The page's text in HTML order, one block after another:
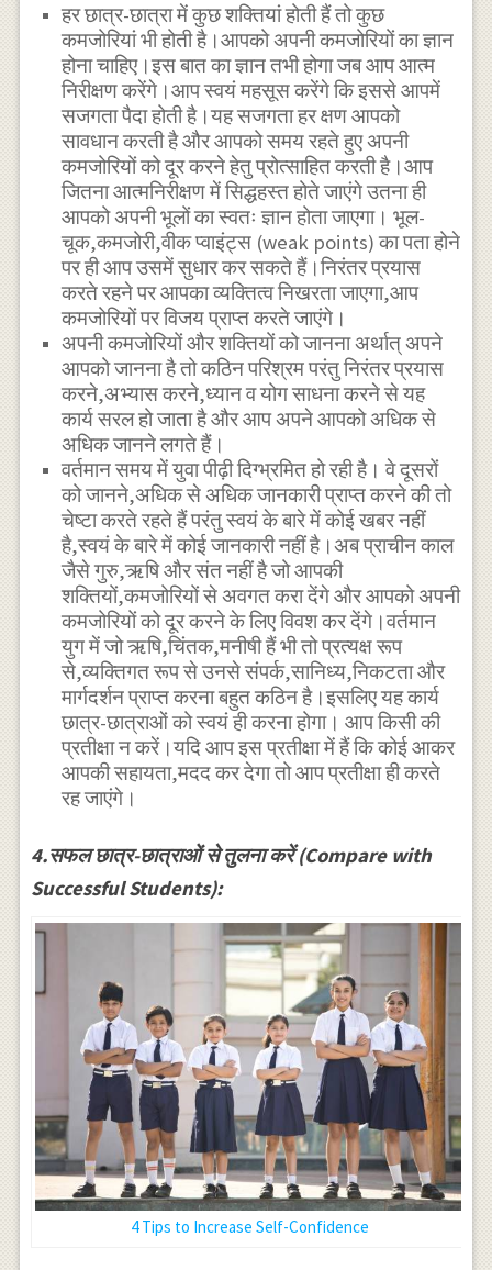
हर छात्र-छात्रा में कुछ शक्तियां होती हैं तो कुछ
कमजोरियां भी होती है।आपको अपनी कमजोरियों का ज्ञान
होना चाहिए।इस बात का ज्ञान तभी होगा जब आप आत्म
निरीक्षण करेंगे।आप स्वयं महसूस करेंगे कि इससे आपमें
सजगता पैदा होती है।यह सजगता हर क्षण आपको
सावधान करती है और आपको समय रहते हुए अपनी
कमजोरियों को दूर करने हेतु प्रोत्साहित करती है।आप
जितना आत्मनिरीक्षण में सिद्धहस्त होते जाएंगे उतना ही
आपको अपनी भूलों का स्वतः ज्ञान होता जाएगा। भूल-
चूक,कमजोरी,वीक प्वाइंट्स (weak points) का पता होने
पर ही आप उसमें सुधार कर सकते हैं।निरंतर प्रयास
करते रहने पर आपका व्यक्तित्व निखरता जाएगा,आप
कमजोरियों पर विजय प्राप्त करते जाएंगे।
अपनी कमजोरियों और शक्तियों को जानना अर्थात् अपने
आपको जानना है तो कठिन परिश्रम परंतु निरंतर प्रयास
करने,अभ्यास करने,ध्यान व योग साधना करने से यह
कार्य सरल हो जाता है और आप अपने आपको अधिक से
अधिक जानने लगते हैं।
वर्तमान समय में युवा पीढ़ी दिग्भ्रमित हो रही है। वे दूसरों
को जानने,अधिक से अधिक जानकारी प्राप्त करने की तो
चेष्टा करते रहते हैं परंतु स्वयं के बारे में कोई खबर नहीं
है,स्वयं के बारे में कोई जानकारी नहीं है।अब प्राचीन काल
जैसे गुरु,ऋषि और संत नहीं है जो आपकी
शक्तियों,कमजोरियों से अवगत करा देंगे और आपको अपनी
कमजोरियों को दूर करने के लिए विवश कर देंगे।वर्तमान
युग में जो ऋषि,चिंतक,मनीषी हैं भी तो प्रत्यक्ष रूप
से,व्यक्तिगत रूप से उनसे संपर्क,सानिध्य,निकटता और
मार्गदर्शन प्राप्त करना बहुत कठिन है।इसलिए यह कार्य
छात्र-छात्राओं को स्वयं ही करना होगा। आप किसी की
प्रतीक्षा न करें।यदि आप इस प्रतीक्षा में हैं कि कोई आकर
आपकी सहायता,मदद कर देगा तो आप प्रतीक्षा ही करते
रह जाएंगे।
4.सफल छात्र-छात्राओं से तुलना करें (Compare with
Successful Students):
4 Tips to Increase Self-Confidence